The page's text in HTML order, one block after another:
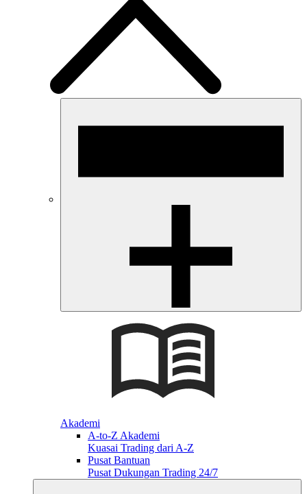
Akademi
A-to-Z Akademi
Kuasai Trading dari A-Z
Pusat Bantuan
Pusat Dukungan Trading 24/7